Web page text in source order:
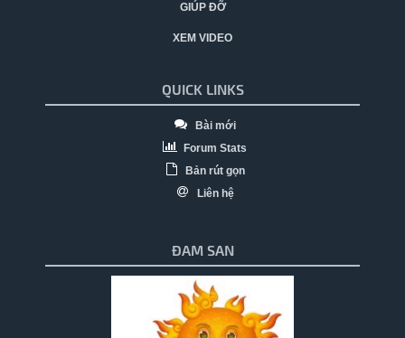
GIÚP ĐỠ
XEM VIDEO
QUICK LINKS
Bài mới
Forum Stats
Bản rút gọn
Liên hệ
ĐAM SAN